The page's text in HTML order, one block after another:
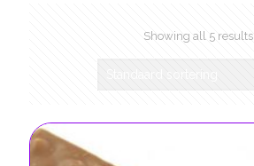
Showing all 5 results